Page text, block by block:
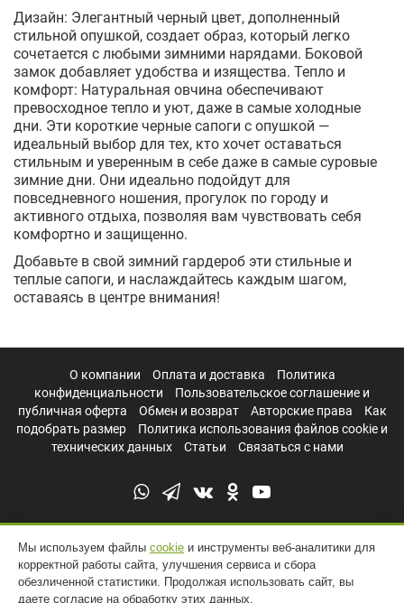
Дизайн: Элегантный черный цвет, дополненный
стильной опушкой, создает образ, который легко
сочетается с любыми зимними нарядами. Боковой
замок добавляет удобства и изящества. Тепло и
комфорт: Натуральная овчина обеспечивают
превосходное тепло и уют, даже в самые холодные
дни. Эти короткие черные сапоги с опушкой —
идеальный выбор для тех, кто хочет оставаться
стильным и уверенным в себе даже в самые суровые
зимние дни. Они идеально подойдут для
повседневного ношения, прогулок по городу и
активного отдыха, позволяя вам чувствовать себя
комфортно и защищенно.
Добавьте в свой зимний гардероб эти стильные и
теплые сапоги, и наслаждайтесь каждым шагом,
оставаясь в центре внимания!
О компании Оплата и доставка
Политика
конфиденциальности
Пользовательское соглашение и
публичная оферта
Обмен и возврат Авторские права
Как
подобрать размер
Политика использования файлов cookie и
технических данных
Статьи Связаться с нами
Мы используем файлы cookie и инструменты веб-аналитики для
корректной работы сайта, улучшения сервиса и сбора
обезличенной статистики. Продолжая использовать сайт, вы
даете согласие на обработку этих данных.